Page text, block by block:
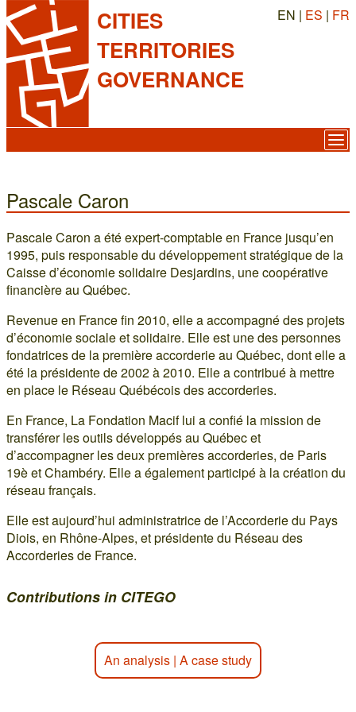
CITIES
TERRITORIES
GOVERNANCE
EN | ES | FR
Pascale Caron
Pascale Caron a été expert-comptable en France jusqu’en
1995, puis responsable du développement stratégique de la
Caisse d’économie solidaire Desjardins, une coopérative
financière au Québec.
Revenue en France fin 2010, elle a accompagné des projets
d’économie sociale et solidaire. Elle est une des personnes
fondatrices de la première accorderie au Québec, dont elle a
été la présidente de 2002 à 2010. Elle a contribué à mettre
en place le Réseau Québécois des accorderies.
En France, La Fondation Macif lui a confié la mission de
transférer les outils développés au Québec et
d’accompagner les deux premières accorderies, de Paris
19è et Chambéry. Elle a également participé à la création du
réseau français.
Elle est aujourd’hui administratrice de l’Accorderie du Pays
Diois, en Rhône-Alpes, et présidente du Réseau des
Accorderies de France.
Contributions in CITEGO
An analysis | A case study